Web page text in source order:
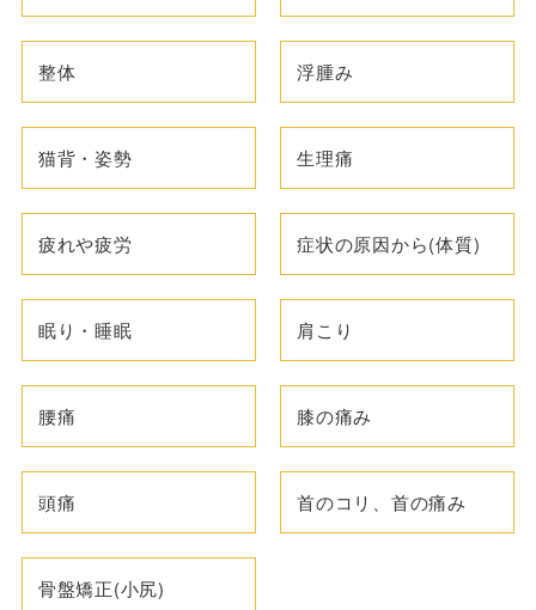
整体 浮腫み
猫背・姿勢 生理痛
疲れや疲労 症状の原因から(体質)
眠り・睡眠 肩こり
腰痛 膝の痛み
頭痛 首のコリ、首の痛み
骨盤矯正(小尻)